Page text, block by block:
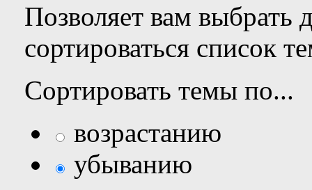
Позволяет вам выбрать
сортироваться список
Сортировать темы по...
возрастанию
убыванию